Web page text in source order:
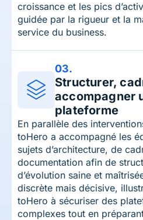
croissance et les pics
guidée par la rigueur et la
service du business.
03.
Structurer,
accompagner
plateforme
En parallèle des
toHero a accompagné les
sujets d’architecture, de
documentation afin de
d’évolution saine et
discrète mais décisive,
toHero à sécuriser des
complexes tout en